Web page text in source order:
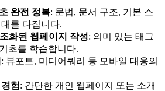
완전 정복: 문법, 문서 구조, 기본 스
를 다집니다.
화된 웹페이지 작성: 의미 있는 태그
초를 학습합니다.
: 뷰포트, 미디어쿼리 등 모바일 대응의
험 : 간단한 개인 웹페이지 또는 소개